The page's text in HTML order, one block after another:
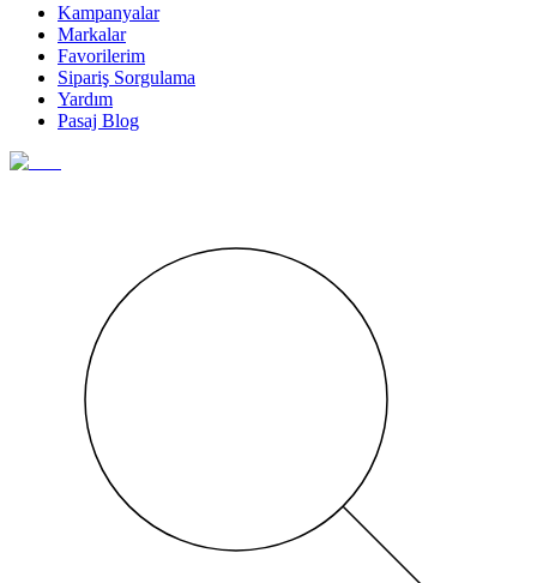
Kampanyalar
Markalar
Favorilerim
Sipariş Sorgulama
Yardım
Pasaj Blog